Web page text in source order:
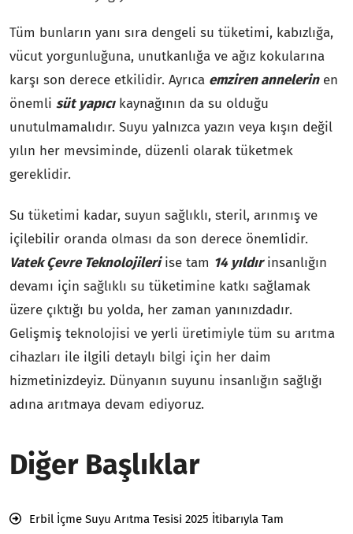
Tüm bunların yanı sıra dengeli su tüketimi, kabızlığa,
vücut yorgunluğuna, unutkanlığa ve ağız kokularına
karşı son derece etkilidir. Ayrıca emziren annelerinen
önemli süt yapıcıkaynağının da su olduğu
unutulmamalıdır. Suyu yalnızca yazın veya kışın değil
yılın her mevsiminde, düzenli olarak tüketmek
gereklidir.
Su tüketimi kadar, suyun sağlıklı, steril, arınmış ve
içilebilir oranda olması da son derece önemlidir.
Vatek Çevre Teknolojileriise tam 14 yıldırinsanlığın
devamı için sağlıklı su tüketimine katkı sağlamak
üzere çıktığı bu yolda, her zaman yanınızdadır.
Gelişmiş teknolojisi ve yerli üretimiyle tüm su arıtma
cihazları ile ilgili detaylı bilgi için her daim
hizmetinizdeyiz. Dünyanın suyunu insanlığın sağlığı
adına arıtmaya devam ediyoruz.
Diğer Başlıklar
Erbil İçme Suyu Arıtma Tesisi 2025 İtibarıyla Tam